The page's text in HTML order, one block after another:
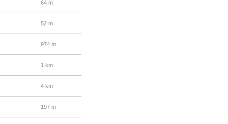
64 m
52 m
974 m
1 km
4 km
197 m